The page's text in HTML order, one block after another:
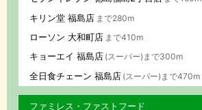
キリン堂 福島店 まで280m
ローソン 大和町店 まで410m
キョーエイ 福島店 (スーパー)まで300m
全日食チェーン 福島店 (スーパー)まで470m
ファミレス・ファストフード